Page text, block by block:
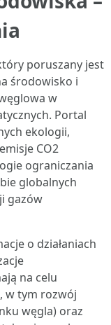
poruszany jest
środowisko i
w
Portal
ekologii,
CO2
ograniczania
globalnych
gazów
o działaniach
na celu
w tym rozwój
węgla) oraz